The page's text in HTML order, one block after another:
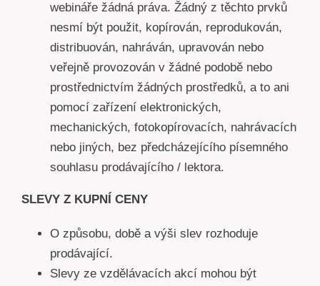
webináře žádná práva. Žádný z těchto prvků
nesmí být použit, kopírován, reprodukován,
distribuován, nahráván, upravován nebo
veřejně provozován v žádné podobě nebo
prostřednictvím žádných prostředků, a to ani
pomocí zařízení elektronických,
mechanických, fotokopírovacích, nahrávacích
nebo jiných, bez předcházejícího písemného
souhlasu prodávajícího / lektora.
SLEVY Z KUPNÍ CENY
O způsobu, době a výši slev rozhoduje
prodávající.
Slevy ze vzdělávacích akcí mohou být